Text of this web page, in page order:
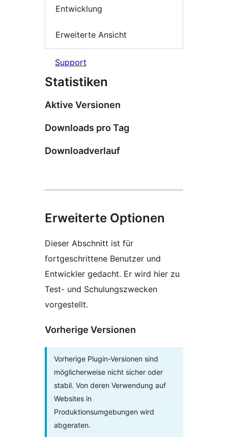
Entwicklung
Erweiterte Ansicht
Support
Statistiken
Aktive Versionen
Downloads pro Tag
Downloadverlauf
Erweiterte Optionen
Dieser Abschnitt ist für
fortgeschrittene Benutzer und
Entwickler gedacht. Er wird hier zu
Test- und Schulungszwecken
vorgestellt.
Vorherige Versionen
Vorherige Plugin-Versionen sind
möglicherweise nicht sicher oder
stabil. Von deren Verwendung auf
Websites in
Produktionsumgebungen wird
abgeraten.